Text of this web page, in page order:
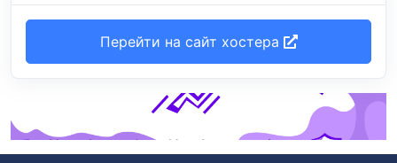
Перейти на сайт хостера